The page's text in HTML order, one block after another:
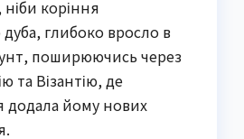
коріння
глибоко вросло в
поширюючись через
та Візантію, де
додала йому нових